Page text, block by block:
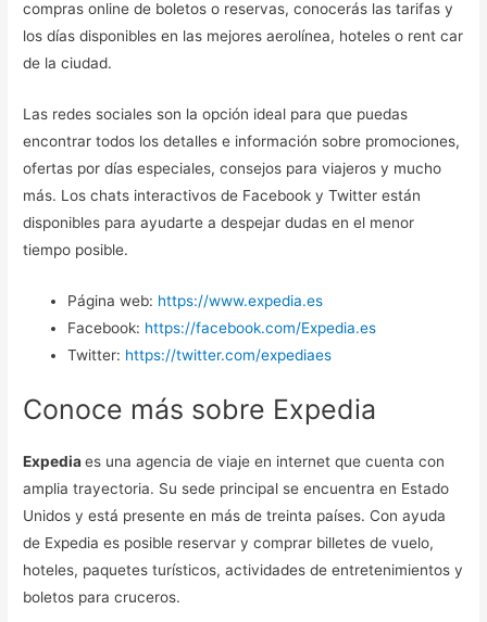
compras online de boletos o reservas, conocerás las tarifas y
los días disponibles en las mejores aerolínea, hoteles o rent car
de la ciudad.
Las redes sociales son la opción ideal para que puedas
encontrar todos los detalles e información sobre promociones,
ofertas por días especiales, consejos para viajeros y mucho
más. Los chats interactivos de Facebook y Twitter están
disponibles para ayudarte a despejar dudas en el menor
tiempo posible.
Página web: https://www.expedia.es
Facebook: https://facebook.com/Expedia.es
Twitter: https://twitter.com/expediaes
Conoce más sobre Expedia
Expediaes una agencia de viaje en internet que cuenta con
amplia trayectoria. Su sede principal se encuentra en Estado
Unidos y está presente en más de treinta países. Con ayuda
de Expedia es posible reservar y comprar billetes de vuelo,
hoteles, paquetes turísticos, actividades de entretenimientos y
boletos para cruceros.